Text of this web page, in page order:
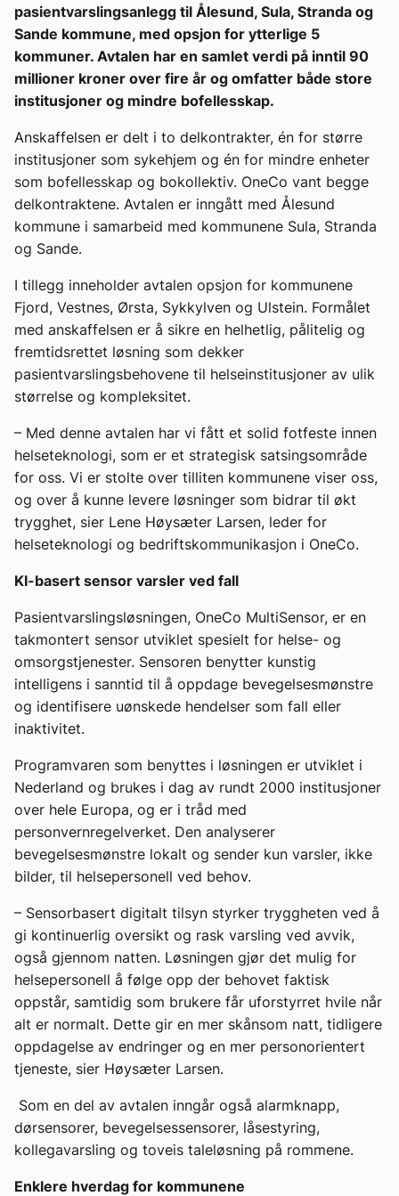
pasientvarslingsanlegg til Ålesund, Sula, Stranda og
Sande kommune, med opsjon for ytterlige 5
kommuner. Avtalen har en samlet verdi på inntil 90
millioner kroner over fire år og omfatter både store
institusjoner og mindre bofellesskap.
Anskaffelsen er delt i to delkontrakter, én for større
institusjoner som sykehjem og én for mindre enheter
som bofellesskap og bokollektiv. OneCo vant begge
delkontraktene. Avtalen er inngått med Ålesund
kommune i samarbeid med kommunene Sula, Stranda
og Sande.
I tillegg inneholder avtalen opsjon for kommunene
Fjord, Vestnes, Ørsta, Sykkylven og Ulstein. Formålet
med anskaffelsen er å sikre en helhetlig, pålitelig og
fremtidsrettet løsning som dekker
pasientvarslingsbehovene til helseinstitusjoner av ulik
størrelse og kompleksitet.
– Med denne avtalen har vi fått et solid fotfeste innen
helseteknologi, som er et strategisk satsingsområde
for oss. Vi er stolte over tilliten kommunene viser oss,
og over å kunne levere løsninger som bidrar til økt
trygghet, sier Lene Høysæter Larsen, leder for
helseteknologi og bedriftskommunikasjon i OneCo.
KI-basert sensor varsler ved fall
Pasientvarslingsløsningen, OneCo MultiSensor, er en
takmontert sensor utviklet spesielt for helse- og
omsorgstjenester. Sensoren benytter kunstig
intelligens i sanntid til å oppdage bevegelsesmønstre
og identifisere uønskede hendelser som fall eller
inaktivitet.
Programvaren som benyttes i løsningen er utviklet i
Nederland og brukes i dag av rundt 2000 institusjoner
over hele Europa, og er i tråd med
personvernregelverket. Den analyserer
bevegelsesmønstre lokalt og sender kun varsler, ikke
bilder, til helsepersonell ved behov.
– Sensorbasert digitalt tilsyn styrker tryggheten ved å
gi kontinuerlig oversikt og rask varsling ved avvik,
også gjennom natten. Løsningen gjør det mulig for
helsepersonell å følge opp der behovet faktisk
oppstår, samtidig som brukere får uforstyrret hvile når
alt er normalt. Dette gir en mer skånsom natt, tidligere
oppdagelse av endringer og en mer personorientert
tjeneste, sier Høysæter Larsen.
Som en del av avtalen inngår også alarmknapp,
dørsensorer, bevegelsessensorer, låsestyring,
kollegavarsling og toveis taleløsning på rommene.
Enklere hverdag for kommunene